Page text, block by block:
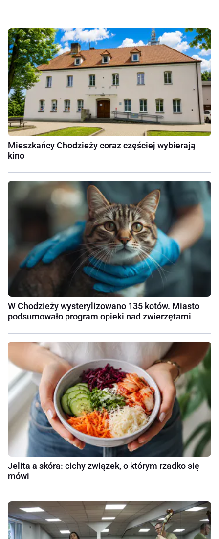
Mieszkańcy Chodzieży coraz częściej wybierają
kino
W Chodzieży wysterylizowano 135 kotów. Miasto
podsumowało program opieki nad zwierzętami
Jelita a skóra: cichy związek, o którym rzadko się
mówi